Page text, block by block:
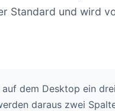
Standard und wird
auf dem Desktop ein
daraus zwei